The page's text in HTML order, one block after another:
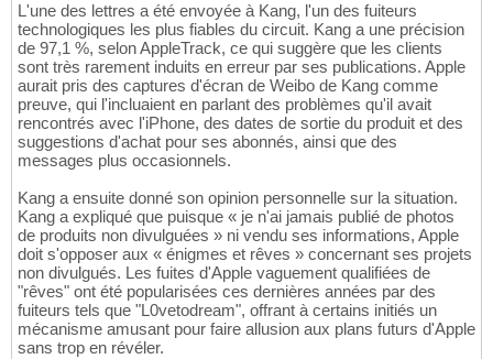
L'une des lettres a été envoyée à Kang, l'un des fuiteurs
technologiques les plus fiables du circuit. Kang a une précision
de 97,1 %, selon AppleTrack, ce qui suggère que les clients
sont très rarement induits en erreur par ses publications. Apple
aurait pris des captures d'écran de Weibo de Kang comme
preuve, qui l'incluaient en parlant des problèmes qu'il avait
rencontrés avec l'iPhone, des dates de sortie du produit et des
suggestions d'achat pour ses abonnés, ainsi que des
messages plus occasionnels.
Kang a ensuite donné son opinion personnelle sur la situation.
Kang a expliqué que puisque « je n'ai jamais publié de photos
de produits non divulguées » ni vendu ses informations, Apple
doit s'opposer aux « énigmes et rêves » concernant ses projets
non divulgués. Les fuites d'Apple vaguement qualifiées de
"rêves" ont été popularisées ces dernières années par des
fuiteurs tels que "L0vetodream", offrant à certains initiés un
mécanisme amusant pour faire allusion aux plans futurs d'Apple
sans trop en révéler.